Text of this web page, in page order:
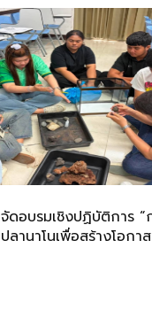
จัดอบรมเชิงปฏิบัติการ
ปลานาโนเพื่อสร้างโอกา